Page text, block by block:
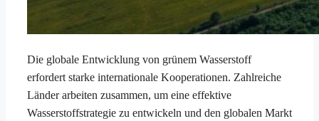
Die globale Entwicklung von grünem Wasserstoff
erfordert starke internationale Kooperationen. Zahlreiche
Länder arbeiten zusammen, um eine effektive
Wasserstoffstrategie zu entwickeln und den globalen Markt